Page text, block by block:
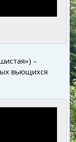
–
вьющихся